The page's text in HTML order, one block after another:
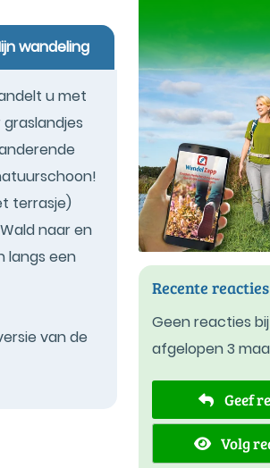
wandeling
u met
terrasje)
naar en
langs een
van de
Recente reacties
Geen reacties
afgelopen 3
Geef
Volg